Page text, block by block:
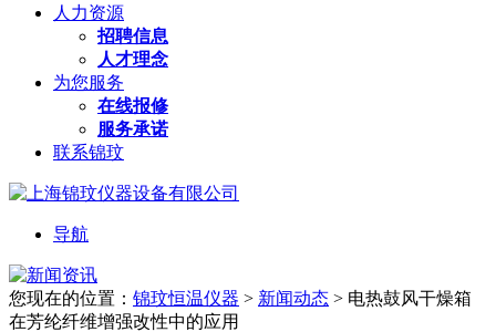
人力资源
招聘信息
人才理念
为您服务
在线报修
服务承诺
联系锦玟
导航
您现在的位置： 锦玟恒温仪器 > 新闻动态 > 电热鼓风干燥箱
在芳纶纤维增强改性中的应用